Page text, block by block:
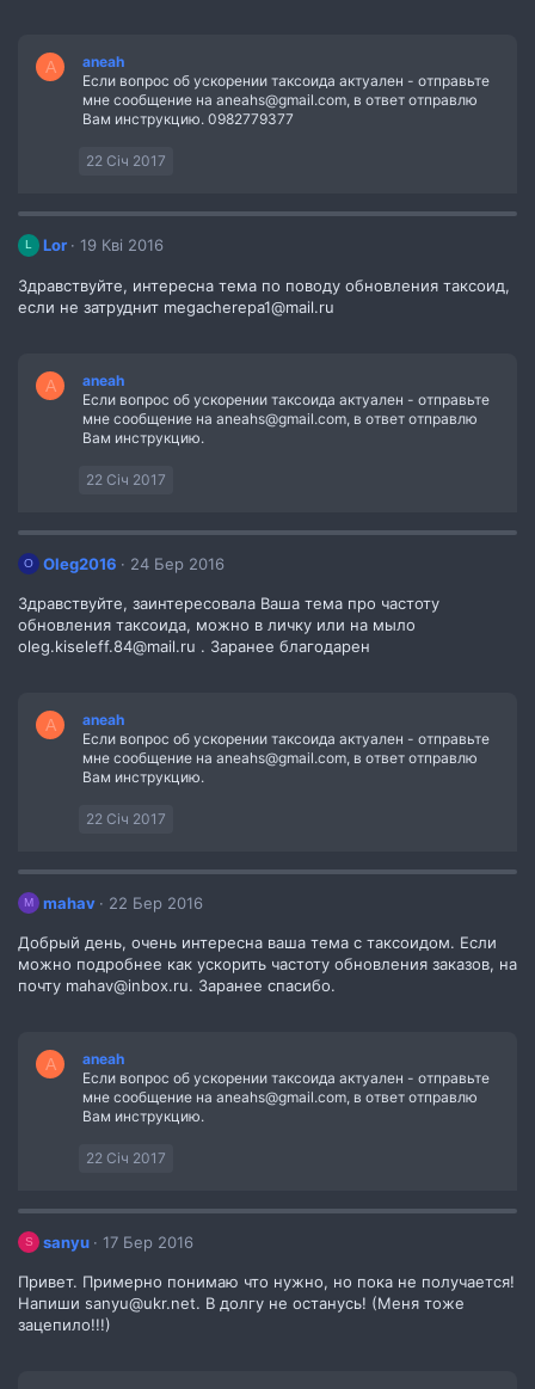
A
aneah
Если вопрос об ускорении таксоида актуален - отправьте
мне сообщение на aneahs@gmail.com, в ответ отправлю
Вам инструкцию. 0982779377
22 Січ 2017
L Lor 19 Кві 2016
Здравствуйте, интересна тема по поводу обновления таксоид,
если не затруднит megacherepa1@mail.ru
A
aneah
Если вопрос об ускорении таксоида актуален - отправьте
мне сообщение на aneahs@gmail.com, в ответ отправлю
Вам инструкцию.
22 Січ 2017
O Oleg2016 24 Бер 2016
Здравствуйте, заинтересовала Ваша тема про частоту
обновления таксоида, можно в личку или на мыло
oleg.kiseleff.84@mail.ru . Заранее благодарен
A
aneah
Если вопрос об ускорении таксоида актуален - отправьте
мне сообщение на aneahs@gmail.com, в ответ отправлю
Вам инструкцию.
22 Січ 2017
M mahav 22 Бер 2016
Добрый день, очень интересна ваша тема с таксоидом. Если
можно подробнее как ускорить частоту обновления заказов, на
почту mahav@inbox.ru. Заранее спасибо.
A
aneah
Если вопрос об ускорении таксоида актуален - отправьте
мне сообщение на aneahs@gmail.com, в ответ отправлю
Вам инструкцию.
22 Січ 2017
S sanyu 17 Бер 2016
Привет. Примерно понимаю что нужно, но пока не получается!
Напиши sanyu@ukr.net. В долгу не останусь! (Меня тоже
зацепило!!!)